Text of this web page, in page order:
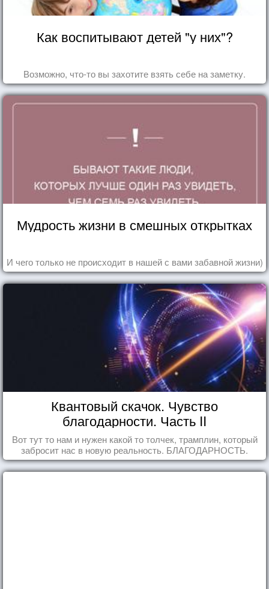
Как воспитывают детей "у них"?
Возможно, что-то вы захотите взять себе на заметку.
Мудрость жизни в смешных открытках
И чего только не происходит в нашей с вами забавной жизни)
Квантовый скачок. Чувство
благодарности. Часть II
Вот тут то нам и нужен какой то толчек, трамплин, который
забросит нас в новую реальность. БЛАГОДАРНОСТЬ.